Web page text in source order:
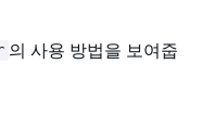
의 사용 방법을 보여줍